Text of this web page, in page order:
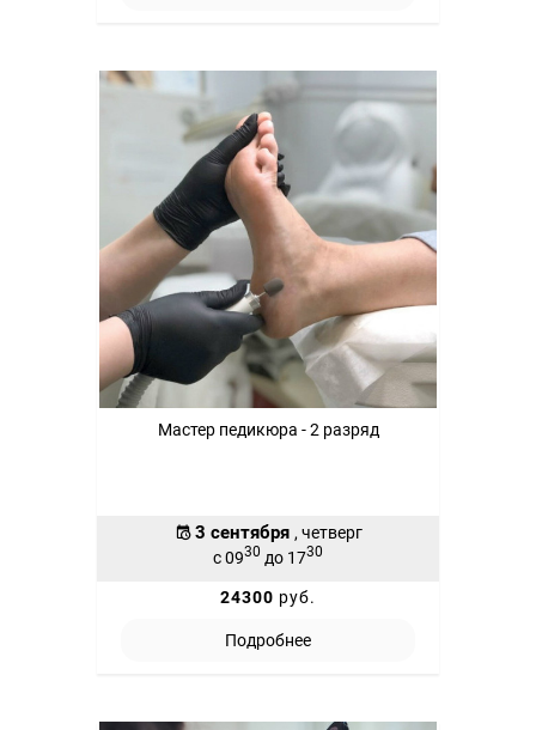
Мастер педикюра - 2 разряд
3 сентября , четверг
с 0930 до 1730
24300 руб.
Подробнее